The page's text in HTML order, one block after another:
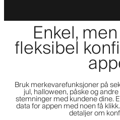
Enkel,
fleksibel
Bruk merkevarefunksjoner på
jul, halloween, påske og
stemninger med kundene dine.
data for appen med noen få
detaljer om